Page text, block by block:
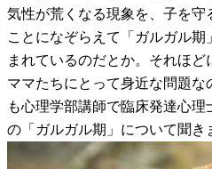
気性が荒くなる現象を、子を守
ことになぞらえて「ガルガル
まれているのだとか。それほ
ママたちにとって身近な問題
も心理学部講師で臨床発達心
の「ガルガル期」について聞き